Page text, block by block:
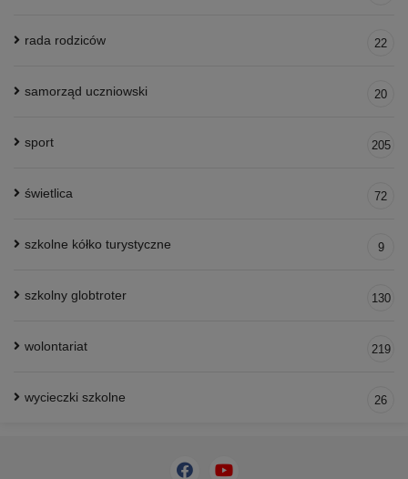
rada rodziców 22
samorząd uczniowski 20
sport 205
świetlica 72
szkolne kółko turystyczne 9
szkolny globtroter 130
wolontariat 219
wycieczki szkolne 26